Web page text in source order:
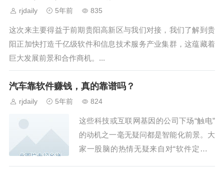
rjdaily 5年前 835
这次来主要得益于前期贵阳高新区与我们对接，我们了解到贵
阳正加快打造千亿级软件和信息技术服务产业集群，这蕴藏着
巨大发展前景和合作商机。...
汽车靠软件赚钱，真的靠谱吗？
rjdaily 5年前 824
这些科技或互联网基因的公司下场“触电”
的动机之一毫无疑问都是智能化前景。大
家一股脑的热情无疑来自对“软件定义汽